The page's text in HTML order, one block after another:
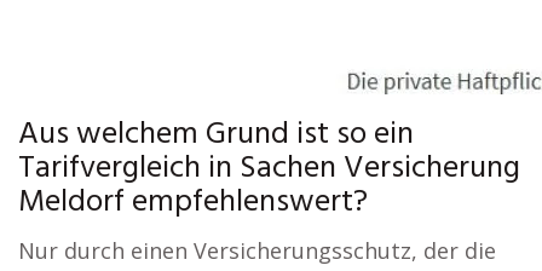
Aus welchem Grund ist so ein
Tarifvergleich in Sachen Versicherung
Meldorf empfehlenswert?
Nur durch einen Versicherungsschutz, der die